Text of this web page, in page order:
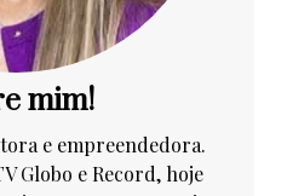
mim!
e empreendedora.
Globo e Record, hoje